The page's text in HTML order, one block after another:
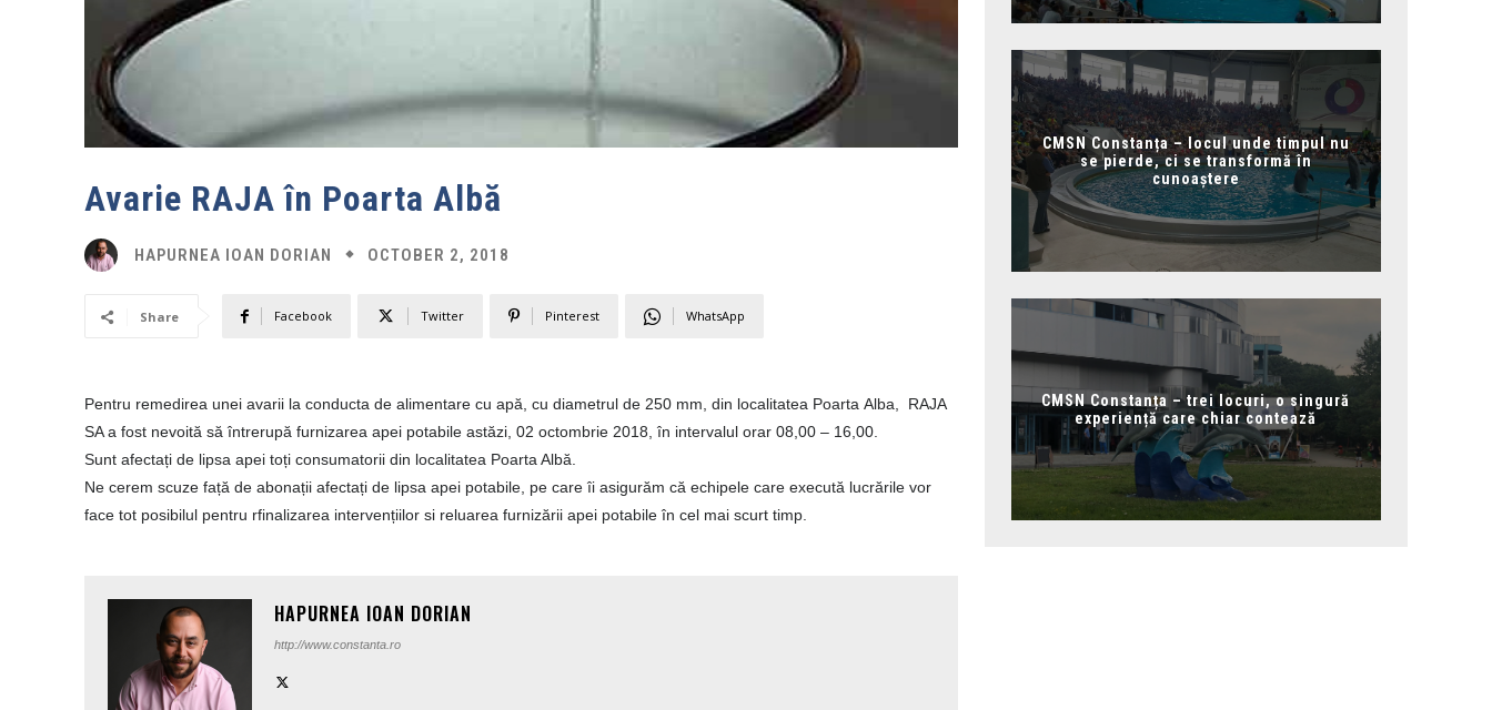
Avarie RAJA în Poarta Albă
HAPURNEA IOAN DORIAN OCTOBER 2, 2018
Share Facebook Twitter Pinterest WhatsApp
Pentru remedirea unei avarii la conducta de alimentare cu apă, cu diametrul de 250 mm, din localitatea Poarta Alba , RAJA
SA a fost nevoită să întrerupă furnizarea apei potabile astăzi, 02 octombrie 2018, în intervalul orar 08,00 – 16,00.
Sunt afectați de lipsa apei toți consumatorii din localitatea Poarta Albă.
Ne cerem scuze față de abonații afectați de lipsa apei potabile, pe care îi asigurăm că echipele care execută lucrările vor
face tot posibilul pentru rfinalizarea intervențiilor si reluarea furnizării apei potabile în cel mai scurt timp.
HAPURNEA IOAN DORIAN
http://www.constanta.ro
CMSN Constanța – locul unde timpul nu
se pierde, ci se transformă în
cunoaștere
CMSN Constanța – trei locuri, o singură
experiență care chiar contează